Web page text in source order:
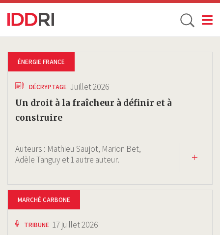
au
contenu
principal
Toggle
ÉNERGIE FRANCE
DÉCRYPTAGE Juillet 2026
Un droit à la fraîcheur à définir et à
construire
Auteurs : Mathieu Saujot, Marion Bet,
Adèle Tanguyet 1 autre auteur.
MARCHÉ CARBONE
TRIBUNE 17 juillet 2026